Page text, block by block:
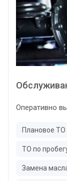
Оперативно
Плановое ТО
ТО по
Замена